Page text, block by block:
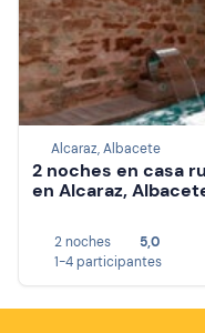
Alcaraz, Albacete
2 noches en casa
en Alcaraz,
2 noches
5,0
1-4 participantes